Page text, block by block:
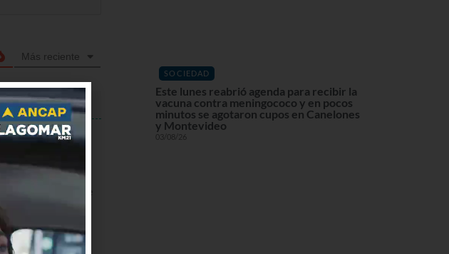
Más reciente
Uruguayos que
de los
SOCIEDAD
Este lunes reabrió agenda para recibir la
vacuna contra meningococo y en pocos
minutos se agotaron cupos en Canelones
y Montevideo
03/08/26